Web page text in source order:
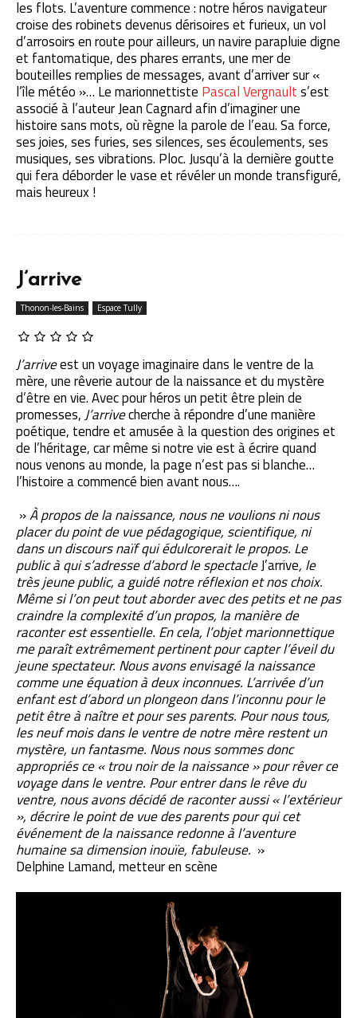
les flots. L’aventure commence : notre héros navigateur
croise des robinets devenus dérisoires et furieux, un vol
d’arrosoirs en route pour ailleurs, un navire parapluie digne
et fantomatique, des phares errants, une mer de
bouteilles remplies de messages, avant d’arriver sur «
l’île météo »… Le marionnettiste Pascal Vergnaults’est
associé à l’auteur Jean Cagnard afin d’imaginer une
histoire sans mots, où règne la parole de l’eau. Sa force,
ses joies, ses furies, ses silences, ses écoulements, ses
musiques, ses vibrations. Ploc. Jusqu’à la dernière goutte
qui fera déborder le vase et révéler un monde transfiguré,
mais heureux !
J’arrive
Thonon-les-Bains Espace Tully
J’arriveest un voyage imaginaire dans le ventre de la
mère, une rêverie autour de la naissance et du mystère
d’être en vie. Avec pour héros un petit être plein de
promesses,J’arrivecherche à répondre d’une manière
poétique, tendre et amusée à la question des origines et
de l’héritage, car même si notre vie est à écrire quand
nous venons au monde, la page n’est pas si blanche…
l’histoire a commencé bien avant nous….
»À propos de la naissance, nous ne voulions ni nous
placer du point de vue pédagogique, scientifique, ni
dans un discours naïf qui édulcorerait le propos. Le
public à qui s’adresse d’abord le spectacleJ’arrive, le
très jeune public, a guidé notre réflexion et nos choix.
Même si l’on peut tout aborder avec des petits et ne pas
craindre la complexité d’un propos, la manière de
raconter est essentielle. En cela, l’objet marionnettique
me paraît extrêmement pertinent pour capter l’éveil du
jeune spectateur. Nous avons envisagé la naissance
comme une équation à deux inconnues. L’arrivée d’un
enfant est d’abord un plongeon dans l’inconnu pour le
petit être à naître et pour ses parents. Pour nous tous,
les neuf mois dans le ventre de notre mère restent un
mystère, un fantasme. Nous nous sommes donc
appropriés ce « trou noir de la naissance » pour rêver ce
voyage dans le ventre. Pour entrer dans le rêve du
ventre, nous avons décidé de raconter aussi « l’extérieur
», décrire le point de vue des parents pour qui cet
événement de la naissance redonne à l’aventure
humaine sa dimension inouïe, fabuleuse. »
Delphine Lamand, metteur en scène